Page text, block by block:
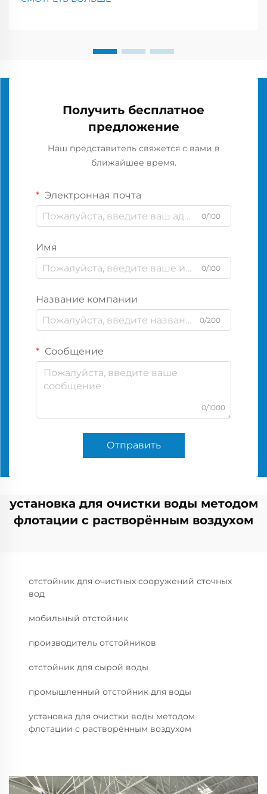
Получить бесплатное
предложение
Наш представитель свяжется с вами в
ближайшее время.
Электронная почта
0/100
Имя
0/100
Название компании
0/200
Сообщение
0/1000
Отправить
установка для очистки воды методом
флотации с растворённым воздухом
отстойник для очистных сооружений сточных
вод
мобильный отстойник
производитель отстойников
отстойник для сырой воды
промышленный отстойник для воды
установка для очистки воды методом
флотации с растворённым воздухом